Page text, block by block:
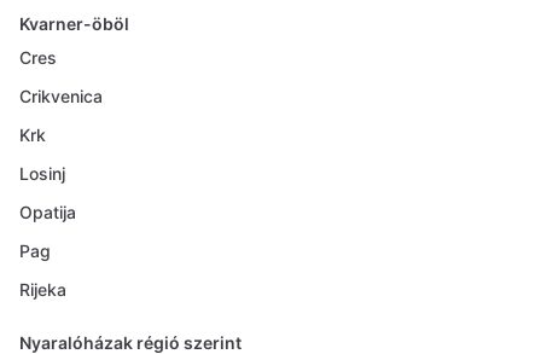
Kvarner-öböl
Cres
Crikvenica
Krk
Losinj
Opatija
Pag
Rijeka
Nyaralóházak régió szerint